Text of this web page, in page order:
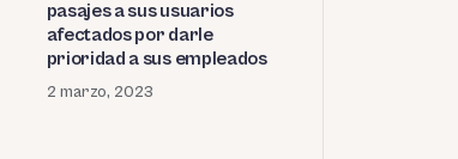
pasajes a sus usuarios
afectados por darle
prioridad a sus empleados
2 marzo, 2023